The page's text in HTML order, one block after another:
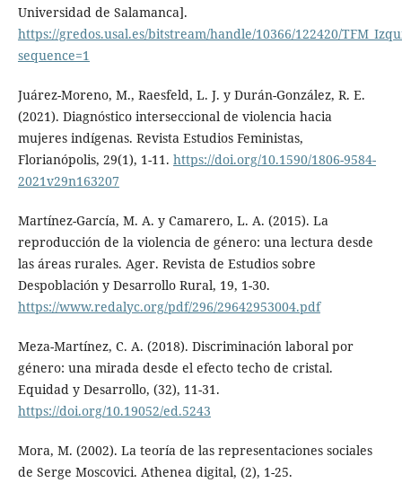
Universidad de Salamanca].
https://gredos.usal.es/bitstream/handle/10366/122420/
sequence=1
Juárez-Moreno, M., Raesfeld, L. J. y Durán-González, R. E.
(2021). Diagnóstico interseccional de violencia hacia
mujeres indígenas. Revista Estudios Feministas,
Florianópolis, 29(1), 1-11. https://doi.org/10.1590/1806-9584-
2021v29n163207
Martínez-García, M. A. y Camarero, L. A. (2015). La
reproducción de la violencia de género: una lectura desde
las áreas rurales. Ager. Revista de Estudios sobre
Despoblación y Desarrollo Rural, 19, 1-30.
https://www.redalyc.org/pdf/296/29642953004.pdf
Meza-Martínez, C. A. (2018). Discriminación laboral por
género: una mirada desde el efecto techo de cristal.
Equidad y Desarrollo, (32), 11-31.
https://doi.org/10.19052/ed.5243
Mora, M. (2002). La teoría de las representaciones sociales
de Serge Moscovici. Athenea digital, (2), 1-25.